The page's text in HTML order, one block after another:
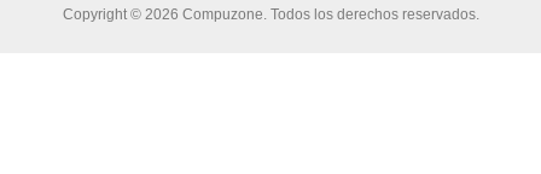
Copyright © 2026 Compuzone. Todos los derechos reservados.